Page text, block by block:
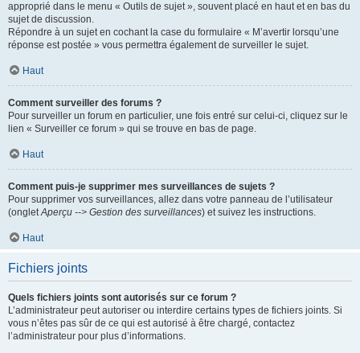
approprié dans le menu « Outils de sujet », souvent placé en haut et en bas du
sujet de discussion.
Répondre à un sujet en cochant la case du formulaire « M’avertir lorsqu’une
réponse est postée » vous permettra également de surveiller le sujet.
Haut
Comment surveiller des forums ?
Pour surveiller un forum en particulier, une fois entré sur celui-ci, cliquez sur le
lien « Surveiller ce forum » qui se trouve en bas de page.
Haut
Comment puis-je supprimer mes surveillances de sujets ?
Pour supprimer vos surveillances, allez dans votre panneau de l’utilisateur
(ongletAperçu --> Gestion des surveillances) et suivez les instructions.
Haut
Fichiers joints
Quels fichiers joints sont autorisés sur ce forum ?
L’administrateur peut autoriser ou interdire certains types de fichiers joints. Si
vous n’êtes pas sûr de ce qui est autorisé à être chargé, contactez
l’administrateur pour plus d’informations.